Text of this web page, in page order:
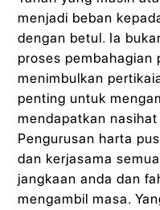
menjadi beban
dengan betul. Ia
proses pembahagian
menimbulkan
penting untuk
mendapatkan
Pengurusan harta
dan kerjasama
jangkaan anda dan
mengambil masa.